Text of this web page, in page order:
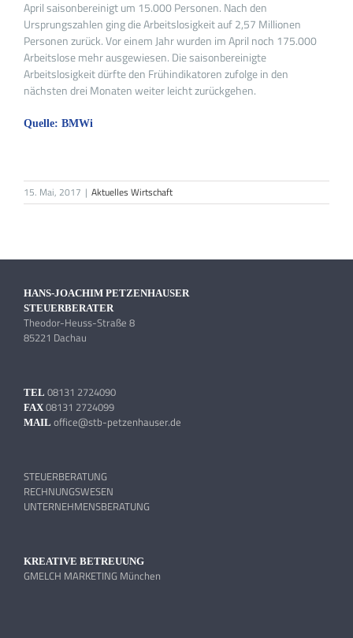
April saisonbereinigt um 15.000 Personen. Nach den
Ursprungszahlen ging die Arbeitslosigkeit auf 2,57 Millionen
Personen zurück. Vor einem Jahr wurden im April noch 175.000
Arbeitslose mehr ausgewiesen. Die saisonbereinigte
Arbeitslosigkeit dürfte den Frühindikatoren zufolge in den
nächsten drei Monaten weiter leicht zurückgehen.
Quelle: BMWi
15. Mai, 2017 | Aktuelles Wirtschaft
HANS-JOACHIM PETZENHAUSER
STEUERBERATER
Theodor-Heuss-Straße 8
85221 Dachau
TEL 08131 2724090
FAX 08131 2724099
MAIL office@stb-petzenhauser.de
STEUERBERATUNG
RECHNUNGSWESEN
UNTERNEHMENSBERATUNG
KREATIVE BETREUUNG
GMELCH MARKETING München